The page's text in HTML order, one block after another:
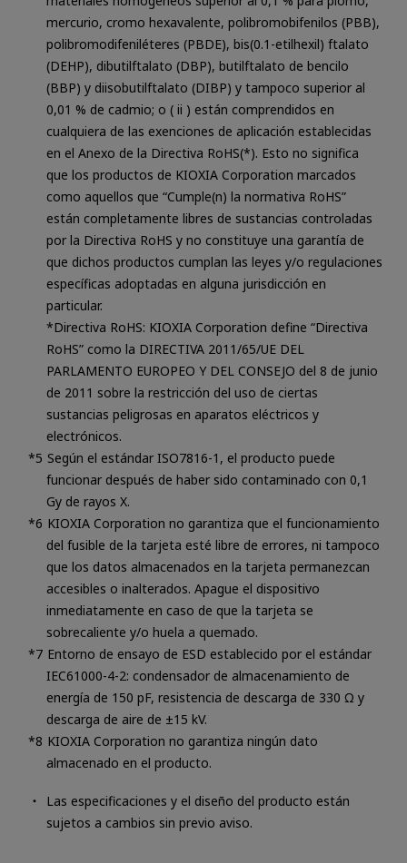
mercurio, cromo hexavalente, polibromobifenilos (PBB),
polibromodifeniléteres (PBDE), bis(0.1-etilhexil) ftalato
(DEHP), dibutilftalato (DBP), butilftalato de bencilo
(BBP) y diisobutilftalato (DIBP) y tampoco superior al
0,01 % de cadmio; o ( ii ) están comprendidos en
cualquiera de las exenciones de aplicación establecidas
en el Anexo de la Directiva RoHS(*). Esto no significa
que los productos de KIOXIA Corporation marcados
como aquellos que “Cumple(n) la normativa RoHS”
están completamente libres de sustancias controladas
por la Directiva RoHS y no constituye una garantía de
que dichos productos cumplan las leyes y/o regulaciones
específicas adoptadas en alguna jurisdicción en
particular.
*Directiva RoHS: KIOXIA Corporation define “Directiva
RoHS” como la DIRECTIVA 2011/65/UE DEL
PARLAMENTO EUROPEO Y DEL CONSEJO del 8 de junio
de 2011 sobre la restricción del uso de ciertas
sustancias peligrosas en aparatos eléctricos y
electrónicos.
Según el estándar ISO7816-1, el producto puede
funcionar después de haber sido contaminado con 0,1
Gy de rayos X.
KIOXIA Corporation no garantiza que el funcionamiento
del fusible de la tarjeta esté libre de errores, ni tampoco
que los datos almacenados en la tarjeta permanezcan
accesibles o inalterados. Apague el dispositivo
inmediatamente en caso de que la tarjeta se
sobrecaliente y/o huela a quemado.
Entorno de ensayo de ESD establecido por el estándar
IEC61000-4-2: condensador de almacenamiento de
energía de 150 pF, resistencia de descarga de 330 Ω y
descarga de aire de ±15 kV.
KIOXIA Corporation no garantiza ningún dato
almacenado en el producto.
Las especificaciones y el diseño del producto están
sujetos a cambios sin previo aviso.